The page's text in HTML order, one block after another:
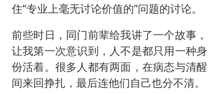
“今天得有40℃了吧 为啥还不预警”
夯实基础开新局
住“专业上毫无讨论价值的”问题的讨论。
前些时日，同门前辈给我讲了一个故事，
让我第一次意识到，人不是都只用一种身
份活着。很多人都有两面，在病态与清醒
间来回挣扎，最后连他们自己也分不清。